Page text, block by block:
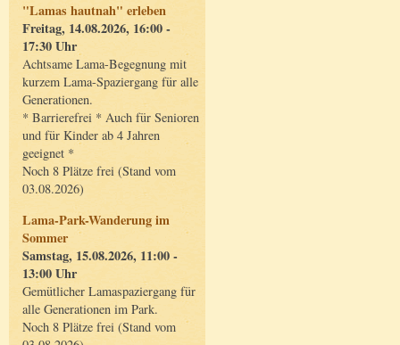
"Lamas hautnah" erleben
Freitag, 14.08.2026, 16:00 -
17:30 Uhr
Achtsame Lama-Begegnung mit
kurzem Lama-Spaziergang für alle
Generationen.
* Barrierefrei * Auch für Senioren
und für Kinder ab 4 Jahren
geeignet *
Noch 8 Plätze frei (Stand vom
03.08.2026)
Lama-Park-Wanderung im
Sommer
Samstag, 15.08.2026, 11:00 -
13:00 Uhr
Gemütlicher Lamaspaziergang für
alle Generationen im Park.
Noch 8 Plätze frei (Stand vom